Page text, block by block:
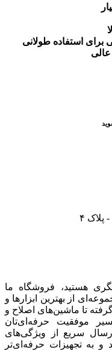
استفاده طولانی
۴
هستید، فروشگاه ما
از بهترین ابزارها و
تا ماشین‌های اصلاح و
موفقیت حرفه‌ای‌تان
سریع از ویژگی‌های
و به تجهیزات حرفه‌ای‌تر